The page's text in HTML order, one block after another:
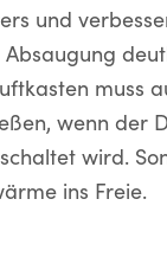
und
muss
wenn der
wird.
ins Freie.